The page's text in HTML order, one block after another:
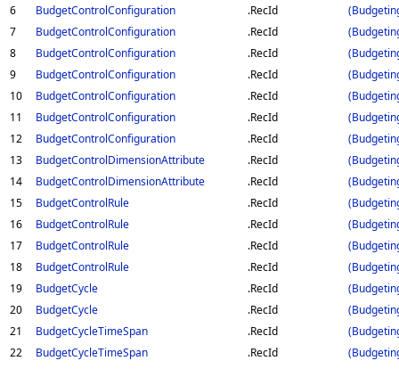
6
BudgetControlConfiguration .RecId
7
BudgetControlConfiguration .RecId
8
BudgetControlConfiguration .RecId
9
BudgetControlConfiguration .RecId
10
BudgetControlConfiguration .RecId
11
BudgetControlConfiguration .RecId
12
BudgetControlConfiguration .RecId
13
BudgetControlDimensionAttribute .RecId
14
BudgetControlDimensionAttribute .RecId
15
BudgetControlRule .RecId
16
BudgetControlRule .RecId
17
BudgetControlRule .RecId
18
BudgetControlRule .RecId
19
BudgetCycle .RecId
20
BudgetCycle .RecId
21
BudgetCycleTimeSpan .RecId
22
BudgetCycleTimeSpan .RecId